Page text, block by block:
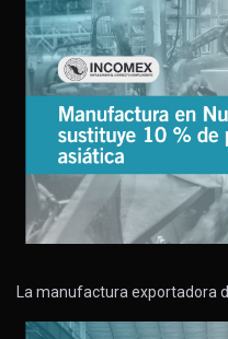
La manufactura exportadora